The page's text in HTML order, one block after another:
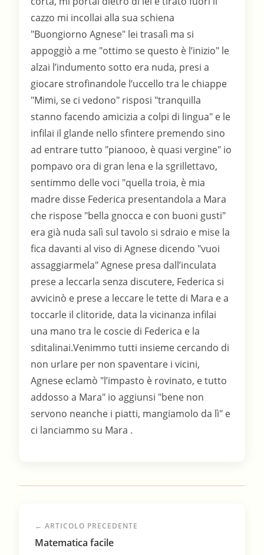
cazzo mi incollai alla sua schiena
"Buongiorno Agnese" lei trasalì ma si
appoggiò a me "ottimo se questo è l’inizio" le
alzai l’indumento sotto era nuda, presi a
giocare strofinandole l’uccello tra le chiappe
"Mimi, se ci vedono" risposi "tranquilla
stanno facendo amicizia a colpi di lingua" e le
infilai il glande nello sfintere premendo sino
ad entrare tutto "pianooo, è quasi vergine" io
pompavo ora di gran lena e la sgrillettavo,
sentimmo delle voci "quella troia, è mia
madre disse Federica presentandola a Mara
che rispose "bella gnocca e con buoni gusti"
era già nuda salì sul tavolo si sdraio e mise la
fica davanti al viso di Agnese dicendo "vuoi
assaggiarmela" Agnese presa dall’inculata
prese a leccarla senza discutere, Federica si
avvicinò e prese a leccare le tette di Mara e a
toccarle il clitoride, data la vicinanza infilai
una mano tra le coscie di Federica e la
sditalinai.Venimmo tutti insieme cercando di
non urlare per non spaventare i vicini,
Agnese eclamò "l’impasto è rovinato, e tutto
addosso a Mara" io aggiunsi "bene non
servono neanche i piatti, mangiamolo da lì" e
ci lanciammo su Mara .
← ARTICOLO PRECEDENTE
Matematica facile